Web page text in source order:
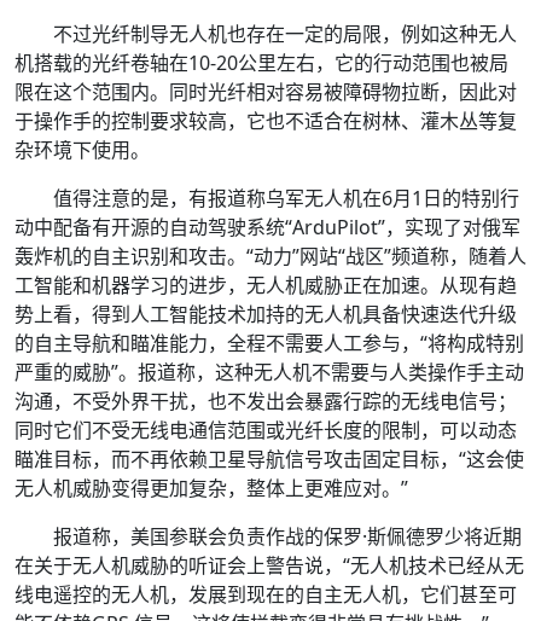
不过光纤制导无人机也存在一定的局限，例如这种无人
机搭载的光纤卷轴在10-20公里左右，它的行动范围也被局
限在这个范围内。同时光纤相对容易被障碍物拉断，因此对
于操作手的控制要求较高，它也不适合在树林、灌木丛等复
杂环境下使用。
值得注意的是，有报道称乌军无人机在6月1日的特别行
动中配备有开源的自动驾驶系统“ArduPilot”，实现了对俄军
轰炸机的自主识别和攻击。“动力”网站“战区”频道称，随着人
工智能和机器学习的进步，无人机威胁正在加速。从现有趋
势上看，得到人工智能技术加持的无人机具备快速迭代升级
的自主导航和瞄准能力，全程不需要人工参与，“将构成特别
严重的威胁”。报道称，这种无人机不需要与人类操作手主动
沟通，不受外界干扰，也不发出会暴露行踪的无线电信号；
同时它们不受无线电通信范围或光纤长度的限制，可以动态
瞄准目标，而不再依赖卫星导航信号攻击固定目标，“这会使
无人机威胁变得更加复杂，整体上更难应对。”
报道称，美国参联会负责作战的保罗·斯佩德罗少将近期
在关于无人机威胁的听证会上警告说，“无人机技术已经从无
线电遥控的无人机，发展到现在的自主无人机，它们甚至可